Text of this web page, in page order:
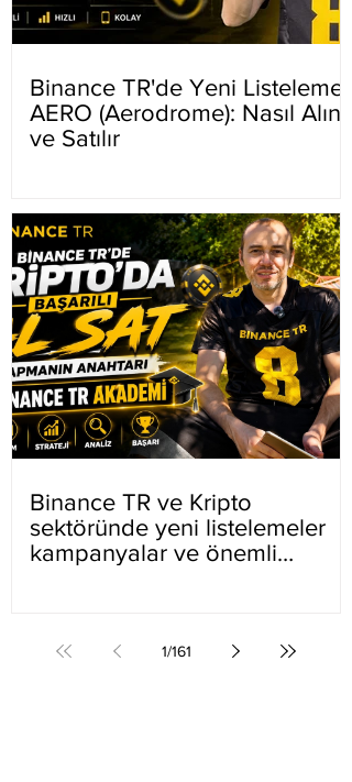
Binance TR'de Yeni Listeleme
AERO (Aerodrome): Nasıl Alınır
ve Satılır
Binance TR ve Kripto
sektöründe yeni listelemeler
kampanyalar ve önemli
1/161